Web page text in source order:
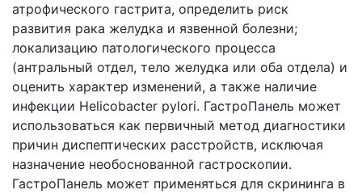
атрофического гастрита, определить риск
развития рака желудка и язвенной болезни;
локализацию патологического процесса
(антральный отдел, тело желудка или оба отдела) и
оценить характер изменений, а также наличие
инфекции Helicobacter pylori. ГастроПанель может
использоваться как первичный метод диагностики
причин диспептических расстройств, исключая
назначение необоснованной гастроскопии.
ГастроПанель может применяться для скрининга в